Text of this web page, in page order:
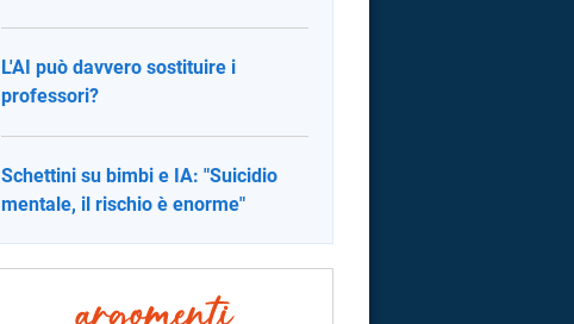
L'AI può davvero sostituire i
professori?
Schettini su bimbi e IA: "Suicidio
mentale, il rischio è enorme"